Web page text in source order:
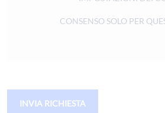
CONSENSO SOLO PER
INVIA RICHIESTA